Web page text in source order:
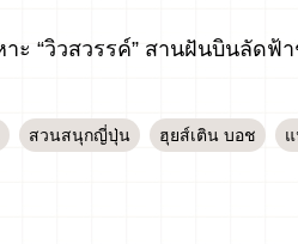
าะ “วิวสวรรค์” สานฝันบินลัดฟ้
สวนสนุกญี่ปุ่น ฮุยส์เติน บอช